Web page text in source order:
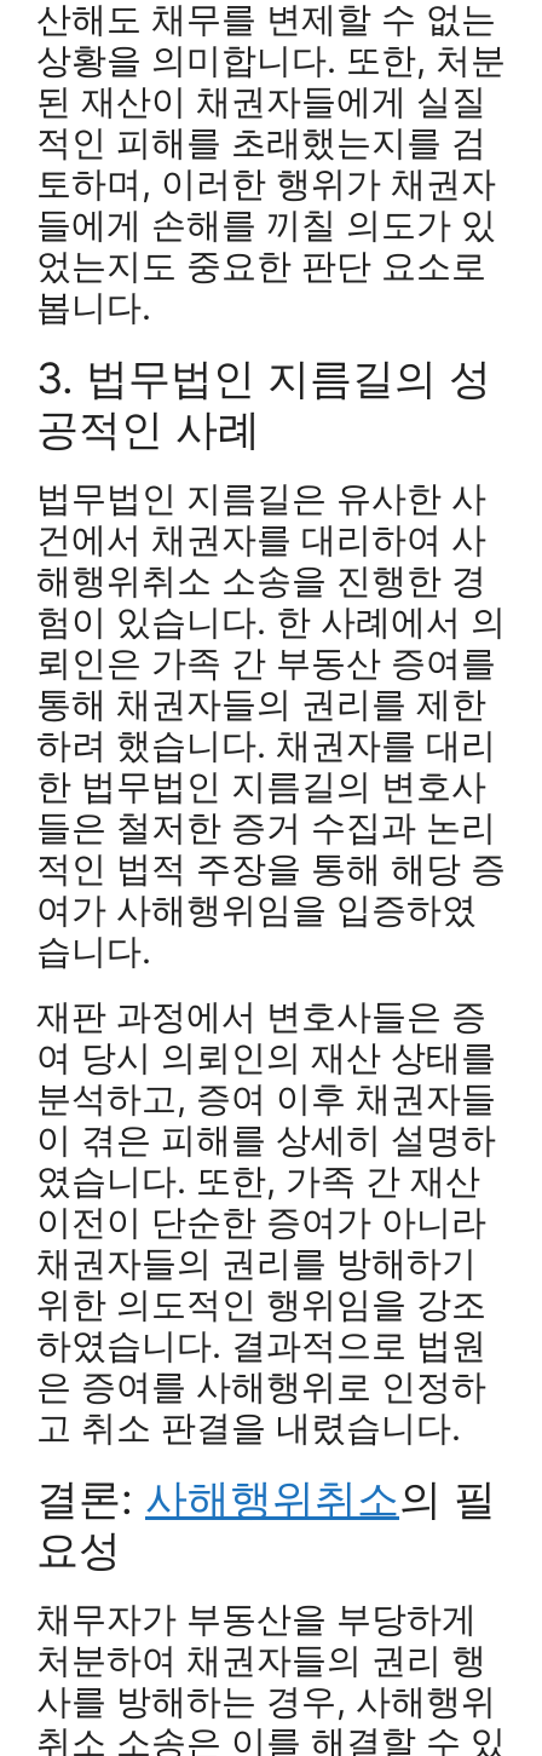
산해도 채무를 변제할 수 없는
상황을 의미합니다. 또한, 처분
된 재산이 채권자들에게 실질
적인 피해를 초래했는지를 검
토하며, 이러한 행위가 채권자
들에게 손해를 끼칠 의도가 있
었는지도 중요한 판단 요소로
봅니다.
3. 법무법인 지름길의 성
공적인 사례
법무법인 지름길은 유사한 사
건에서 채권자를 대리하여 사
해행위취소 소송을 진행한 경
험이 있습니다. 한 사례에서 의
뢰인은 가족 간 부동산 증여를
통해 채권자들의 권리를 제한
하려 했습니다. 채권자를 대리
한 법무법인 지름길의 변호사
들은 철저한 증거 수집과 논리
적인 법적 주장을 통해 해당 증
여가 사해행위임을 입증하였
습니다.
재판 과정에서 변호사들은 증
여 당시 의뢰인의 재산 상태를
분석하고, 증여 이후 채권자들
이 겪은 피해를 상세히 설명하
였습니다. 또한, 가족 간 재산
이전이 단순한 증여가 아니라
채권자들의 권리를 방해하기
위한 의도적인 행위임을 강조
하였습니다. 결과적으로 법원
은 증여를 사해행위로 인정하
고 취소 판결을 내렸습니다.
결론: 사해행위취소의 필
요성
채무자가 부동산을 부당하게
처분하여 채권자들의 권리 행
사를 방해하는 경우, 사해행위
취소 소송은 이를 해결할 수 있